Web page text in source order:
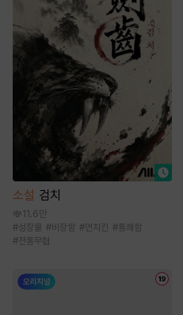
소설 검치
11.6만
#성장물 #비장함 #먼치킨 #통쾌함
#전통무협